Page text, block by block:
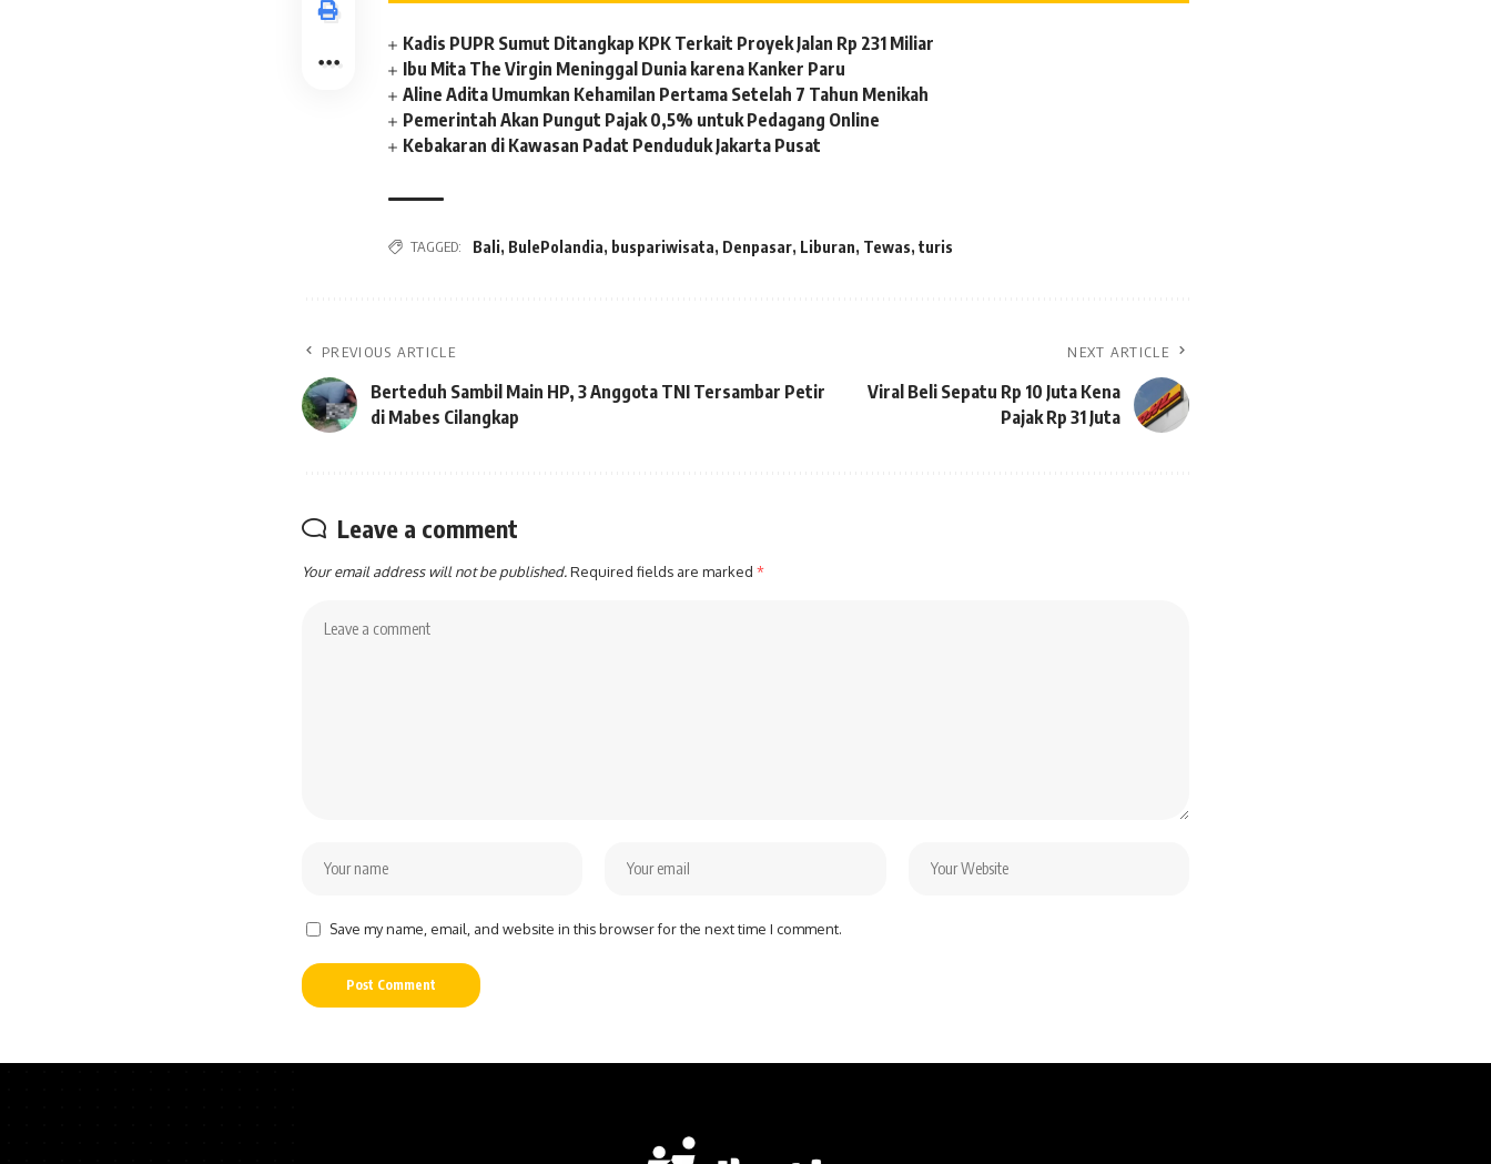
Kadis PUPR Sumut Ditangkap KPK Terkait Proyek Jalan Rp 231 Miliar
Ibu Mita The Virgin Meninggal Dunia karena Kanker Paru
Aline Adita Umumkan Kehamilan Pertama Setelah 7 Tahun Menikah
Pemerintah Akan Pungut Pajak 0,5% untuk Pedagang Online
Kebakaran di Kawasan Padat Penduduk Jakarta Pusat
TAGGED: Bali, BulePolandia, buspariwisata, Denpasar, Liburan, Tewas, turis
PREVIOUS ARTICLE
Berteduh Sambil Main HP, 3 Anggota TNI Tersambar Petir
di Mabes Cilangkap
NEXT ARTICLE
Viral Beli Sepatu Rp 10 Juta Kena
Pajak Rp 31 Juta
Leave a comment
Your email address will not be published.Required fields are marked *
Save my name, email, and website in this browser for the next time I comment.